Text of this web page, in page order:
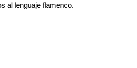
al lenguaje flamenco.